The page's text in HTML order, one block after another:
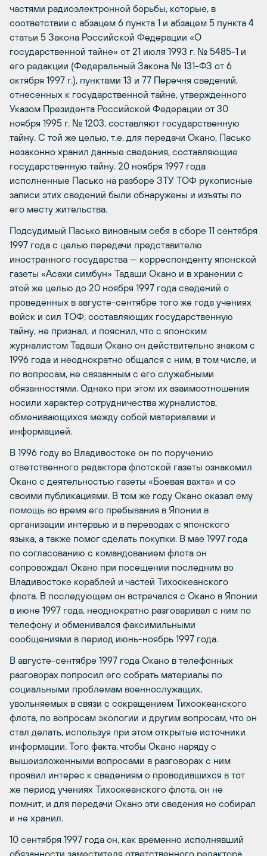
частями радиоэлектронной борьбы, которые, в
соответствии с абзацем 6 пункта 1 и абзацем 5 пункта 4
статьи 5 Закона Российской Федерации «О
государственной тайне» от 21 июля 1993 г. № 5485-1 и
его редакции (Федеральный Закона № 131-ФЗ от 6
октября 1997 г.), пунктами 13 и 77 Перечня сведений,
отнесенных к государственной тайне, утвержденного
Указом Президента Российской Федерации от 30
ноября 1995 г. № 1203, составляют государственную
тайну. С той же целью, т.е. для передачи Окано, Пасько
незаконно хранил данные сведения, составляющие
государственную тайну. 20 ноября 1997 года
исполненные Пасько на разборе ЗТУ ТОФ рукописные
записи этих сведений были обнаружены и изъяты по
его месту жительства.
Подсудимый Пасько виновным себя в сборе 11 сентября
1997 года с целью передачи представителю
иностранного государства — корреспонденту японской
газеты «Асахи симбун» Тадаши Окано и в хранении с
этой же целью до 20 ноября 1997 года сведений о
проведенных в августе-сентябре того же года учениях
войск и сил ТОФ, составляющих государственную
тайну, не признал, и пояснил, что с японским
журналистом Тадаши Окано он действительно знаком с
1996 года и неоднократно общался с ним, в том числе, и
по вопросам, не связанным с его служебными
обязанностями. Однако при этом их взаимоотношения
носили характер сотрудничества журналистов,
обменивающихся между собой материалами и
информацией.
В 1996 году во Владивостоке он по поручению
ответственного редактора флотской газеты ознакомил
Окано с деятельностью газеты «Боевая вахта» и со
своими публикациями. В том же году Окано оказал ему
помощь во время его пребывания в Японии в
организации интервью и в переводах с японского
языка, а также помог сделать покупки. В мае 1997 года
по согласованию с командованием флота он
сопровождал Окано при посещении последним во
Владивостоке кораблей и частей Тихоокеанского
флота. В последующем он встречался с Окано в Японии
в июне 1997 года, неоднократно разговаривал с ним по
телефону и обменивался факсимильными
сообщениями в период июнь-ноябрь 1997 года.
В августе-сентябре 1997 года Окано в телефонных
разговорах попросил его собрать материалы по
социальными проблемам военнослужащих,
увольняемых в связи с сокращением Тихоокеанского
флота, по вопросам экологии и другим вопросам, что он
стал делать, используя при этом открытые источники
информации. Того факта, чтобы Окано наряду с
вышеизложенными вопросами в разговорах с ним
проявил интерес к сведениям о проводившихся в тот
же период учениях Тихоокеанского флота, он не
помнит, и для передачи Окано эти сведения не собирал
и не хранил.
10 сентября 1997 года он, как временно исполнявший
обязанности заместителя ответственного редактора